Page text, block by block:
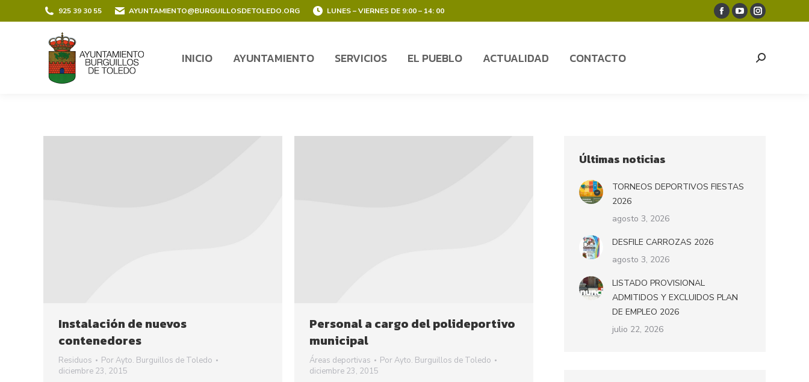
925 39 30 55 AYUNTAMIENTO@BURGUILLOSDETOLEDO.ORG LUNES – VIERNES DE 9:00 – 14: 00
Facebook
YouTubeInstagram
in
INICIO AYUNTAMIENTO SERVICIOS EL PUEBLO ACTUALIDAD CONTACTO Search:
Instalación de nuevos
contenedores
Residuos PorAyto. Burguillos de Toledo
diciembre 23, 2015
Personal a cargo del polideportivo
municipal
Áreas deportivas PorAyto. Burguillos de Toledo
diciembre 23, 2015
Últimas noticias
TORNEOS DEPORTIVOS FIESTAS
2026
agosto 3, 2026
DESFILE CARROZAS 2026
agosto 3, 2026
LISTADO PROVISIONAL
ADMITIDOS Y EXCLUIDOS PLAN
DE EMPLEO 2026
julio 22, 2026
INICIO AYUNTAMIENTO SERVICIOS EL PUEBLO ACTUALIDAD CONTACTO